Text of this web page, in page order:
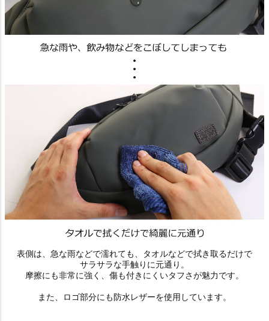
表側は、急な雨などで濡れても、タオルなどで拭き取るだけで
サラサラな手触りに元通り。
摩擦にも非常に強く、傷も付きにくいタフさが魅力です。
また、ロゴ部分にも防水レザーを使用しています。